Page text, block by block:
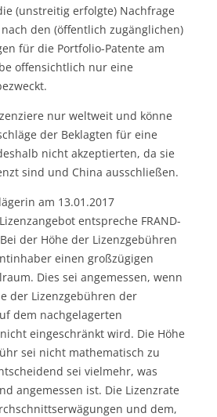
(unstreitig erfolgte) Nachfrage
den (öffentlich zugänglichen)
für die Portfolio-Patente am
offensichtlich nur eine
nur weltweit und könne
der Beklagten für eine
nicht akzeptierten, da sie
sind und China ausschließen.
am 13.01.2017
entspreche FRAND-
der Höhe der Lizenzgebühren
einen großzügigen
Dies sei angemessen, wenn
der Lizenzgebühren der
dem nachgelagerten
eingeschränkt wird. Die Höhe
sei nicht mathematisch zu
sei vielmehr, was
angemessen ist. Die Lizenzrate
und dem,